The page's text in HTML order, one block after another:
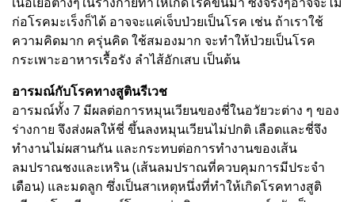
ก่อโรคมะเร็งก็ได้ อาจจะแค่เจ็บป่วยเป็นโรค เช่น ถ้าเราใช้
ความคิดมาก ครุ่นคิด ใช้สมองมาก จะทำให้ป่วยเป็นโรค
กระเพาะอาหารเรื้อรัง ลำไส้อักเสบ เป็นต้น
อารมณ์กับโรคทางสูตินรีเวช
อารมณ์ทั้ง 7 มีผลต่อการหมุนเวียนของชี่ในอวัยวะต่าง ๆ ของ
ร่างกาย จึงส่งผลให้ชี่ ขึ้นลงหมุนเวียนไม่ปกติ เลือดและชี่จึง
ทำงานไม่ผสานกัน และกระทบต่อการทำงานของเส้น
ลมปราณชงและเหริน (เส้นลมปราณที่ควบคุมการมีประจำ
เดือน) และมดลูก ซึ่งเป็นสาเหตุหนึ่งที่ทำให้เกิดโรคทางสูติ